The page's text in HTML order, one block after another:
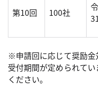
第10回 100社
※申請回に応じて奨励金
受付期間が定められて
ください。